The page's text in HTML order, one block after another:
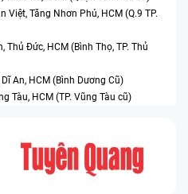
Việt, Tăng Nhơn Phú, HCM (Q.9 TP.
Thủ Đức, HCM (Bình Thọ, TP. Thủ
An, HCM (Bình Dương Cũ)
Tàu, HCM (TP. Vũng Tàu cũ)